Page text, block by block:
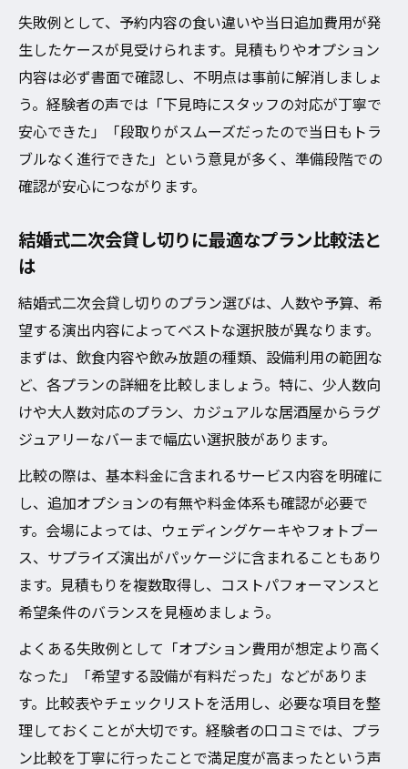
失敗例として、予約内容の食い違いや当日追加費用が発
生したケースが見受けられます。見積もりやオプション
内容は必ず書面で確認し、不明点は事前に解消しましょ
う。経験者の声では「下見時にスタッフの対応が丁寧で
安心できた」「段取りがスムーズだったので当日もトラ
ブルなく進行できた」という意見が多く、準備段階での
確認が安心につながります。
結婚式二次会貸し切りに最適なプラン比較法と
は
結婚式二次会貸し切りのプラン選びは、人数や予算、希
望する演出内容によってベストな選択肢が異なります。
まずは、飲食内容や飲み放題の種類、設備利用の範囲な
ど、各プランの詳細を比較しましょう。特に、少人数向
けや大人数対応のプラン、カジュアルな居酒屋からラグ
ジュアリーなバーまで幅広い選択肢があります。
比較の際は、基本料金に含まれるサービス内容を明確に
し、追加オプションの有無や料金体系も確認が必要で
す。会場によっては、ウェディングケーキやフォトブー
ス、サプライズ演出がパッケージに含まれることもあり
ます。見積もりを複数取得し、コストパフォーマンスと
希望条件のバランスを見極めましょう。
よくある失敗例として「オプション費用が想定より高く
なった」「希望する設備が有料だった」などがありま
す。比較表やチェックリストを活用し、必要な項目を整
理しておくことが大切です。経験者の口コミでは、プラ
ン比較を丁寧に行ったことで満足度が高まったという声